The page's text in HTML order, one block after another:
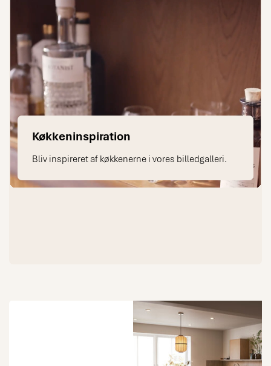
Køkkeninspiration
Bliv inspireret af køkkenerne i vores billedgalleri.